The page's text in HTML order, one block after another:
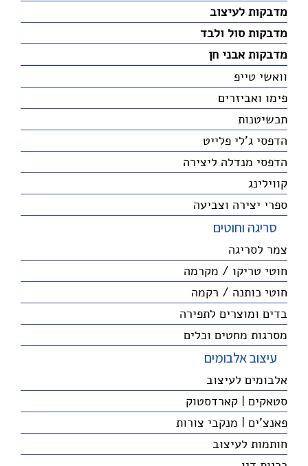
מדבקות לעיצוב
מדבקות סול ולבד
מדבקות אבני חן
וואשי טייפ
פימו ואביזרים
תכשיטנות
הדפסי ג'לי פלייט
הדפסי מנדלה ליצירה
קווילינג
ספרי יצירה וצביעה
סריגה וחוטים
צמר לסריגה
חוטי טריקו / מקרמה
חוטי כותנה / רקמה
בדים ומוצרים לתפירה
מסרגות מחטים וכלים
עיצוב אלבומים
אלבומים לעיצוב
סטאקים | קארדסטוק
פאנצ'ים | מנקבי צורות
חותמות לעיצוב